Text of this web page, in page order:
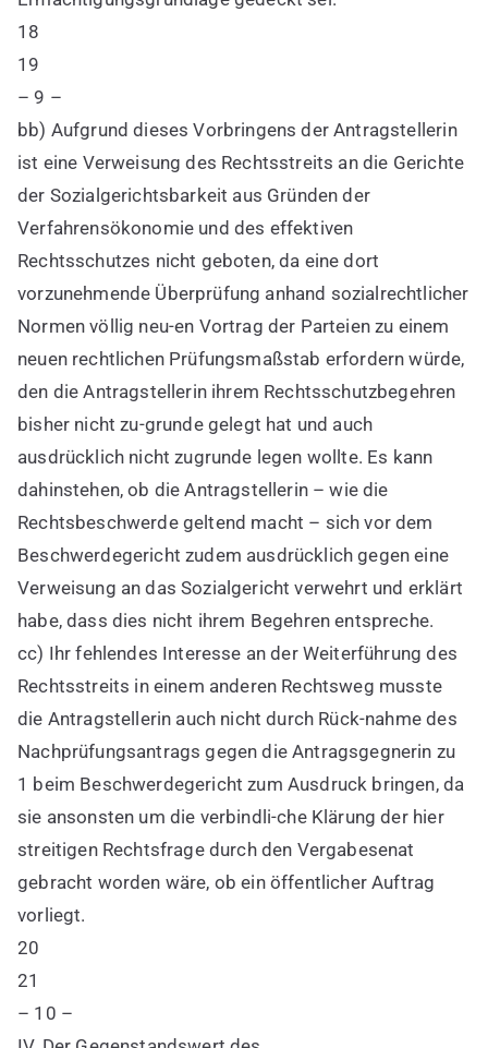
18
19
– 9 –
bb) Aufgrund dieses Vorbringens der Antragstellerin
ist eine Verweisung des Rechtsstreits an die Gerichte
der Sozialgerichtsbarkeit aus Gründen der
Verfahrensökonomie und des effektiven
Rechtsschutzes nicht geboten, da eine dort
vorzunehmende Überprüfung anhand sozialrechtlicher
Normen völlig neu-en Vortrag der Parteien zu einem
neuen rechtlichen Prüfungsmaßstab erfordern würde,
den die Antragstellerin ihrem Rechtsschutzbegehren
bisher nicht zu-grunde gelegt hat und auch
ausdrücklich nicht zugrunde legen wollte. Es kann
dahinstehen, ob die Antragstellerin – wie die
Rechtsbeschwerde geltend macht – sich vor dem
Beschwerdegericht zudem ausdrücklich gegen eine
Verweisung an das Sozialgericht verwehrt und erklärt
habe, dass dies nicht ihrem Begehren entspreche.
cc) Ihr fehlendes Interesse an der Weiterführung des
Rechtsstreits in einem anderen Rechtsweg musste
die Antragstellerin auch nicht durch Rück-nahme des
Nachprüfungsantrags gegen die Antragsgegnerin zu
1 beim Beschwerdegericht zum Ausdruck bringen, da
sie ansonsten um die verbindli-che Klärung der hier
streitigen Rechtsfrage durch den Vergabesenat
gebracht worden wäre, ob ein öffentlicher Auftrag
vorliegt.
20
21
– 10 –